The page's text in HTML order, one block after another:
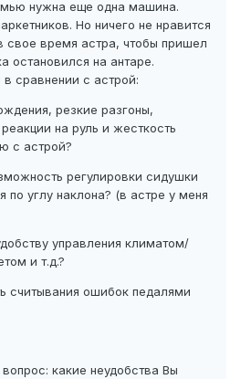
нужна еще одна машина.
Но ничего не нравится
свое время астра, чтобы пришел
остановился на антаре.
сравнении с астрой:
резкие разгоны,
на руль и жесткость
с астрой?
регулировки сидушки
по углу наклона? (в астре у меня
управления климатом/
и т.д.?
считывания ошибок педалями
какие неудобства Вы